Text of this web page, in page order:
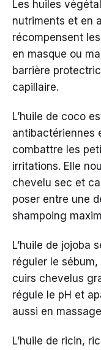
Les huiles
nutriments et en
récompensent
en masque ou
barrière
capillaire.
L’huile de coco
antibactériennes
combattre les
irritations. Elle
chevelu sec et
poser entre une
shampoing
L’huile de jojoba
réguler le
cuirs chevelus
régule le pH et
aussi en
L’huile de ricin,